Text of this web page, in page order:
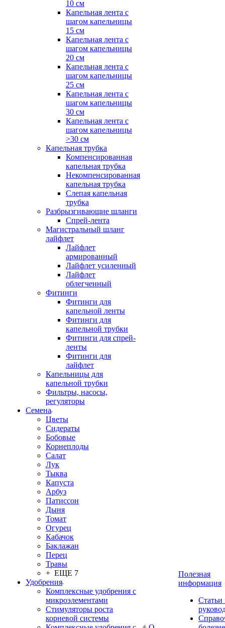
10 см
Капельная лента с
шагом капельницы
15 см
Капельная лента с
шагом капельницы
20 см
Капельная лента с
шагом капельницы
25 см
Капельная лента с
шагом капельницы
30 см
Капельная лента с
шагом капельницы
>30 см
Капельная трубка
Компенсированная
капельная трубка
Некомпенсированная
капельная трубка
Слепая капельная
трубка
Разбрызгивающие шланги
Спрей-лента
Магистральный шланг
лайфлет
Лайфлет
армированный
Лайфлет усиленный
Лайфлет
облегченный
Фитинги
Фитинги для
капельной ленты
Фитинги для
капельной трубки
Фитинги для спрей-
ленты
Фитинги для
лайфлет
Капельницы для
капельной трубки
Фильтры, насосы,
регуляторы
Семена
Цветы
Сидераты
Бобовые
Корнеплоды
Салат
Лук
Тыква
Капуста
Арбуз
Патиссон
Дыня
Томат
Огурец
Кабачок
Баклажан
Перец
Травы
+ ЕЩЕ 7
Удобрения
Комплексные удобрения с
микроэлементами
Стимуляторы роста
корневой системы
Полезная
информация
Статьи